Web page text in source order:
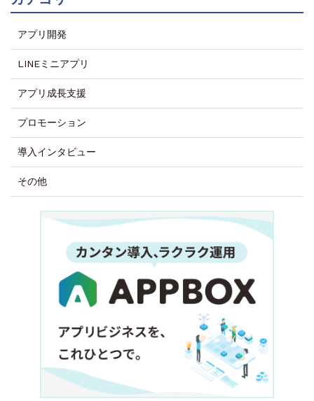
アプリ開発
LINEミニアプリ
アプリ成長支援
プロモーション
導入インタビュー
その他